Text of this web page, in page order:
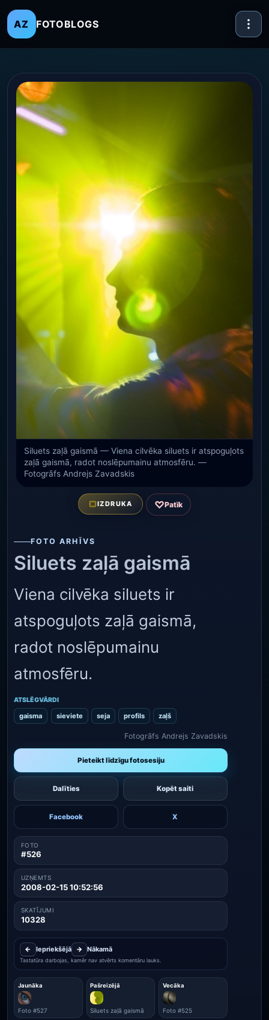
AZ FOTOBLOGS
Siluets zaļā gaismā — Viena cilvēka siluets ir atspoguļots
zaļā gaismā, radot noslēpumainu atmosfēru. —
Fotogrāfs Andrejs Zavadskis
IZDRUKA ♡Patīk
FOTO ARHĪVS
Siluets zaļā gaismā
Viena cilvēka siluets ir
atspoguļots zaļā gaismā,
radot noslēpumainu
atmosfēru.
ATSLĒGVĀRDI
gaisma sieviete seja profils zaļš
Fotogrāfs Andrejs Zavadskis
Pieteikt līdzīgu fotosesiju
Dalīties Kopēt saiti
Facebook X
FOTO
#526
UZŅEMTS
2008-02-15 10:52:56
SKATĪJUMI
10328
← Iepriekšējā → Nākamā
Tastatūra darbojas, kamēr nav atvērts komentāru lauks.
Jaunāka
Foto #527
Pašreizējā
Siluets zaļā gaismā
Vecāka
Foto #525